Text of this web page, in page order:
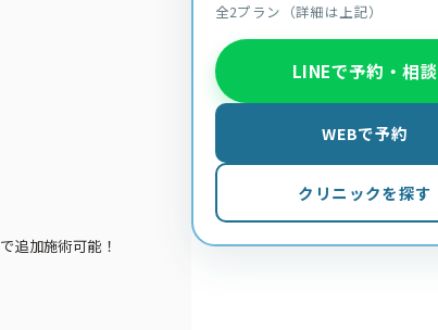
で追加施術可能！
全2プラン（詳細は上記）
LINEで予約・相談
WEBで予約
クリニックを探す